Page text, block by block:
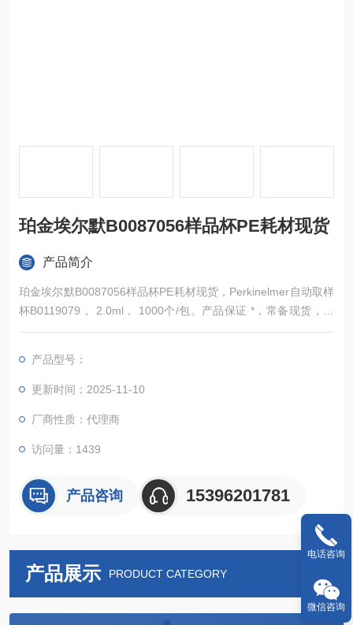
珀金埃尔默B0087056样品杯PE耗材现货
产品简介
珀金埃尔默B0087056样品杯PE耗材现货，Perkinelmer自动取样
杯B0119079， 2.0ml， 1000个/包。产品保证 *，常备现货，欢
迎新老顾客来电详询。
产品型号：
更新时间：2025-11-10
厂商性质：代理商
访问量：1439
产品咨询 15396201781
产品展示 PRODUCT CATEGORY
电话咨询
微信咨询